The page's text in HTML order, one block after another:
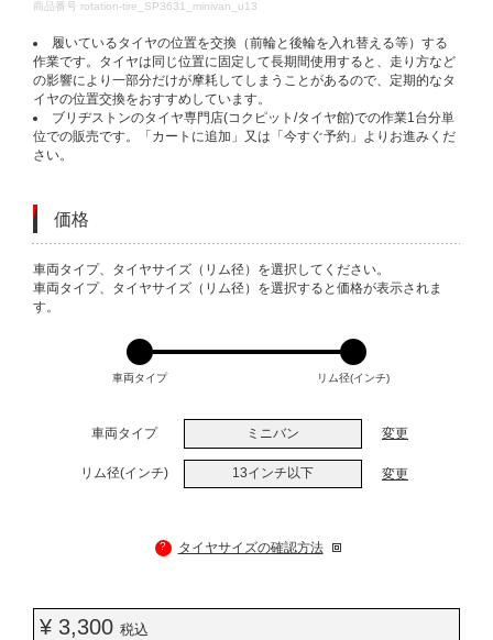
商品番号 rotation-tire_SP3631_minivan_u13
履いているタイヤの位置を交換（前輪と後輪を入れ替える等）する
作業です。タイヤは同じ位置に固定して長期間使用すると、走り方など
の影響により一部分だけが摩耗してしまうことがあるので、定期的なタ
イヤの位置交換をおすすめしています。
ブリヂストンのタイヤ専門店(コクピット/タイヤ館)での作業1台分単
位での販売です。「カートに追加」又は「今すぐ予約」よりお進みくだ
さい。
価格
VARIATIONS
車両タイプ、タイヤサイズ（リム径）を選択してください。
車両タイプ、タイヤサイズ（リム径）を選択すると価格が表示されま
す。
車両タイプ リム径(インチ)
車両タイプ ミニバン 変更
リム径(インチ) 13インチ以下 変更
? タイヤサイズの確認方法
¥ 3,300 税込